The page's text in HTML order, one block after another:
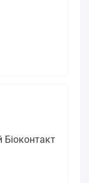
Біоконтакт